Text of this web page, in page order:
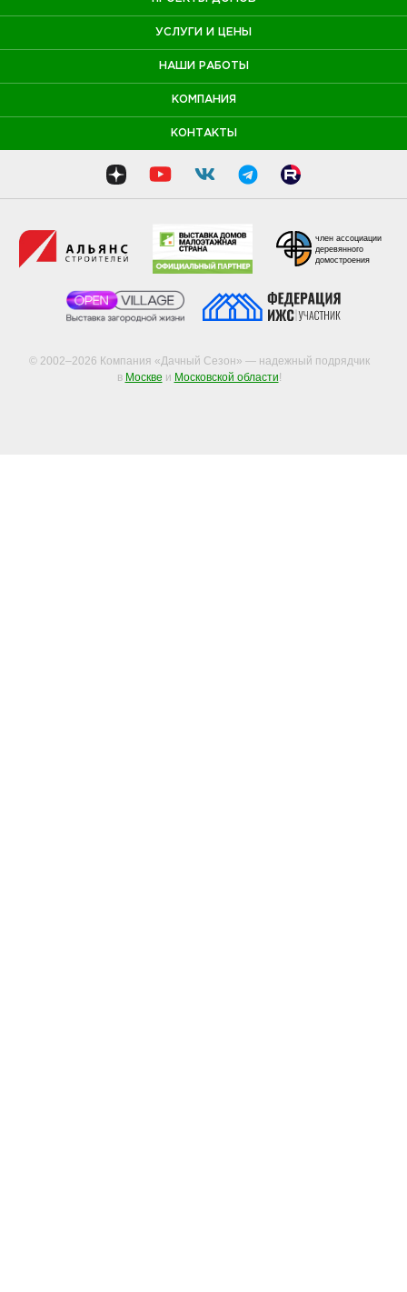
УСЛУГИ И ЦЕНЫ
НАШИ РАБОТЫ
КОМПАНИЯ
КОНТАКТЫ
© 2002–2026 Компания «Дачный Сезон» — надежный подрядчик
в Москве и Московской области!
член ассоциации
деревянного
домостроения